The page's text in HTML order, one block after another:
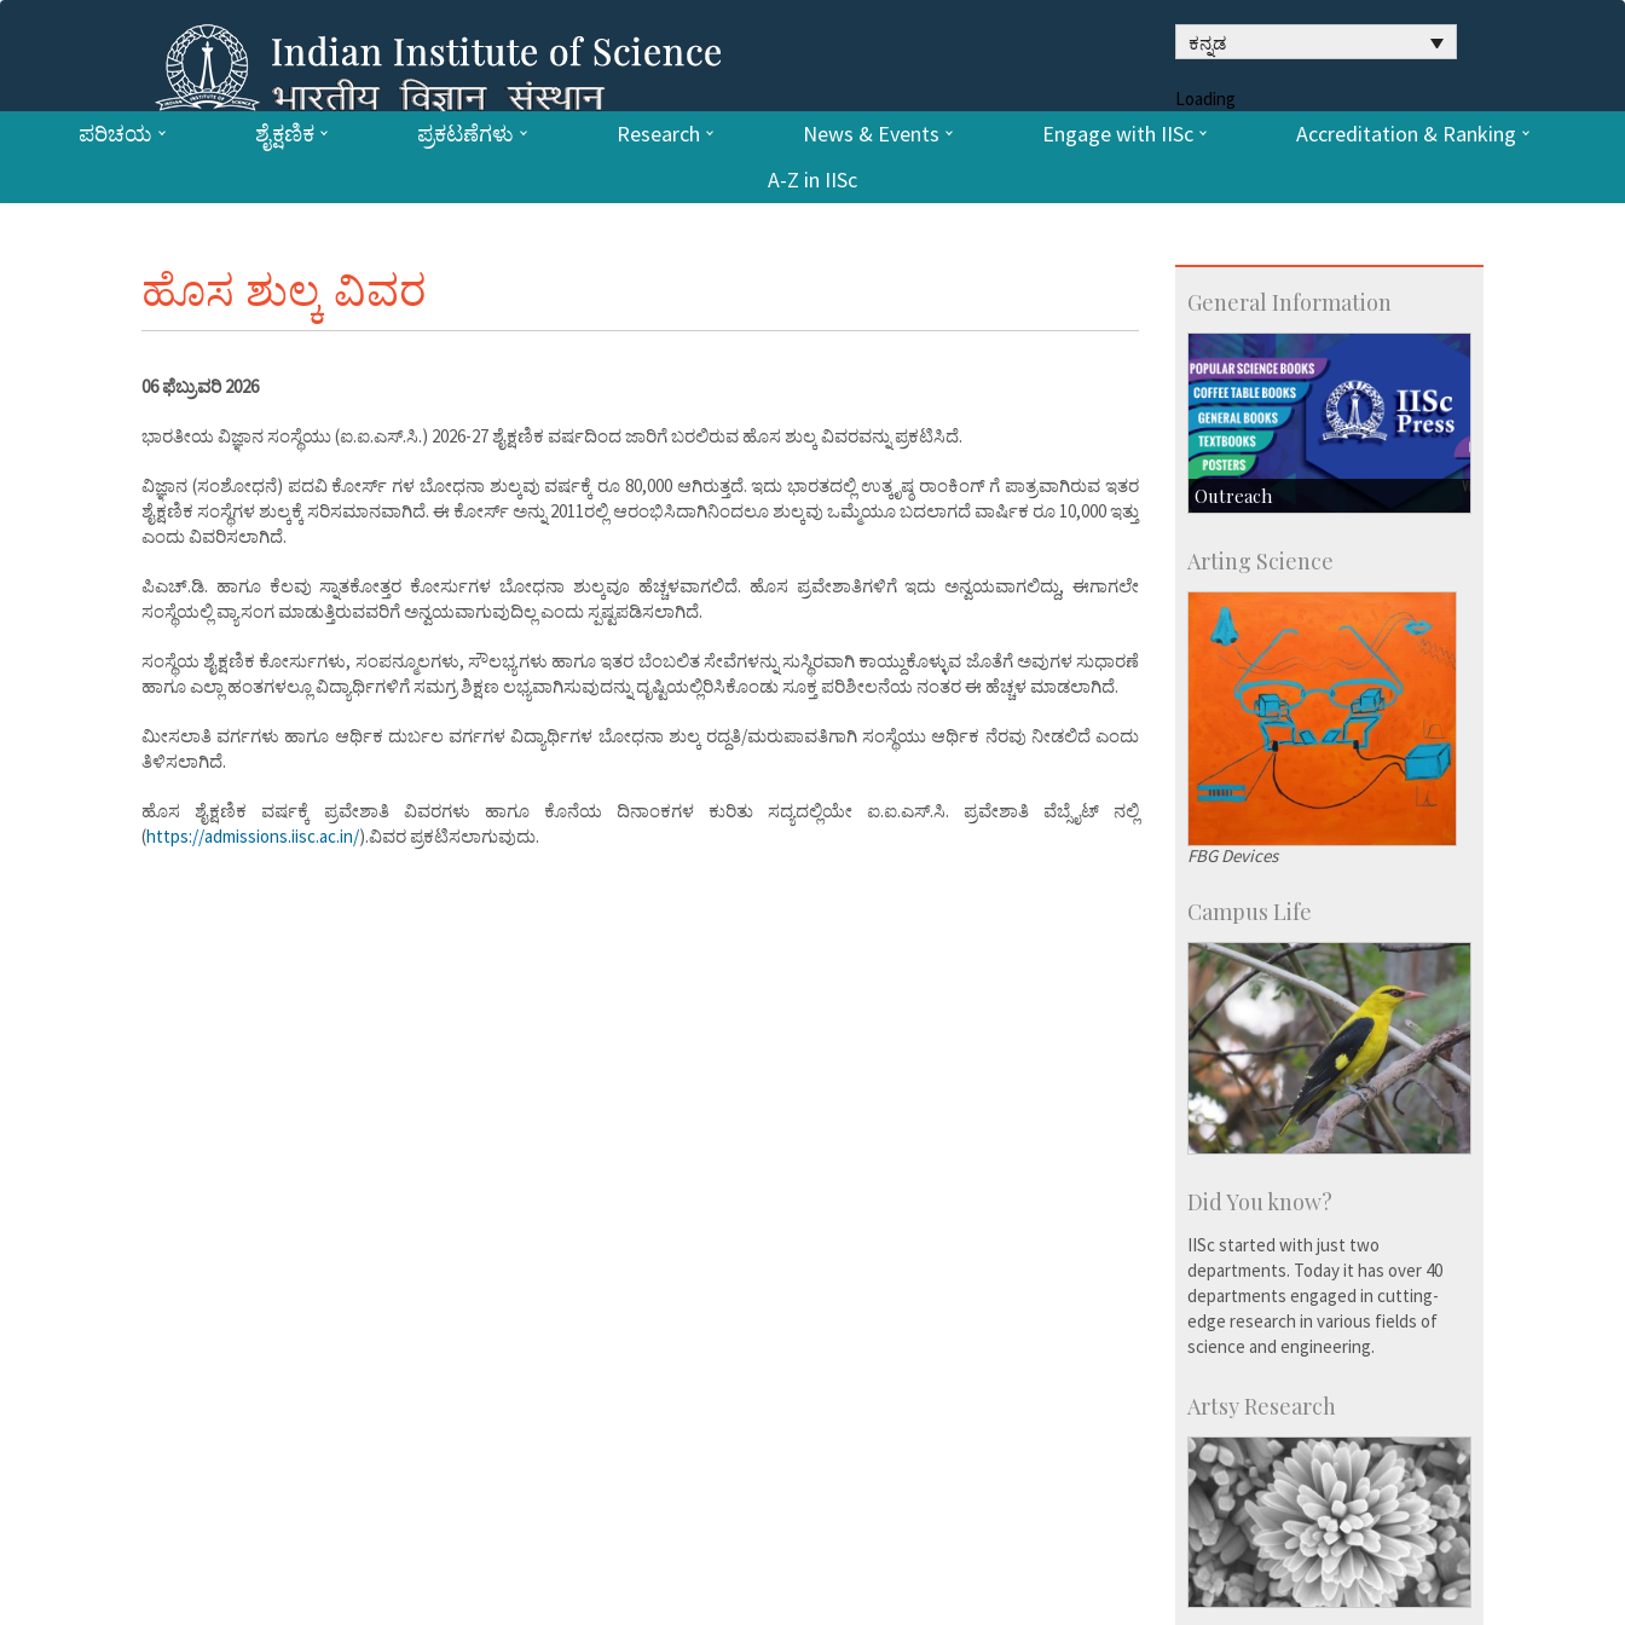
ಕನ್ನಡ
Loading
ಪರಿಚಯ ಶೈಕ್ಷಣಿಕ ಪ್ರಕಟಣೆಗಳು Research News & Events Engage with IISc
Accreditation & Ranking
A-Z in IISc
ಹೊಸ ಶುಲ್ಕ ವಿವರ
06 ಫೆಬ್ರುವರಿ 2026
ಭಾರತೀಯ ವಿಜ್ಞಾನ ಸಂಸ್ಥೆಯು (ಐ.ಐ.ಎಸ್.ಸಿ.) 2026-27 ಶೈಕ್ಷಣಿಕ ವರ್ಷದಿಂದ ಜಾರಿಗೆ ಬರಲಿರುವ ಹೊಸ ಶುಲ್ಕ ವಿವರವನ್ನು ಪ್ರಕಟಿಸಿದೆ.
ವಿಜ್ಞಾನ (ಸಂಶೋಧನೆ) ಪದವಿ ಕೋರ್ಸ್ ಗಳ ಬೋಧನಾ ಶುಲ್ಕವು ವರ್ಷಕ್ಕೆ ರೂ 80,000 ಆಗಿರುತ್ತದೆ. ಇದು ಭಾರತದಲ್ಲಿ ಉತ್ಕೃಷ್ಠ ರಾಂಕಿಂಗ್ ಗೆ ಪಾತ್ರವಾಗಿರುವ ಇತರ
ಶೈಕ್ಷಣಿಕ ಸಂಸ್ಥೆಗಳ ಶುಲ್ಕಕ್ಕೆ ಸರಿಸಮಾನವಾಗಿದೆ. ಈ ಕೋರ್ಸ್ ಅನ್ನು 2011ರಲ್ಲಿ ಆರಂಭಿಸಿದಾಗಿನಿಂದಲೂ ಶುಲ್ಕವು ಒಮ್ಮೆಯೂ ಬದಲಾಗದೆ ವಾರ್ಷಿಕ ರೂ 10,000 ಇತ್ತು
ಎಂದು ವಿವರಿಸಲಾಗಿದೆ.
ಪಿಎಚ್.ಡಿ. ಹಾಗೂ ಕೆಲವು ಸ್ನಾತಕೋತ್ತರ ಕೋರ್ಸುಗಳ ಬೋಧನಾ ಶುಲ್ಕವೂ ಹೆಚ್ಚಳವಾಗಲಿದೆ. ಹೊಸ ಪ್ರವೇಶಾತಿಗಳಿಗೆ ಇದು ಅನ್ವಯವಾಗಲಿದ್ದು, ಈಗಾಗಲೇ
ಸಂಸ್ಥೆಯಲ್ಲಿ ವ್ಯಾಸಂಗ ಮಾಡುತ್ತಿರುವವರಿಗೆ ಅನ್ವಯವಾಗುವುದಿಲ್ಲ ಎಂದು ಸ್ಪಷ್ಟಪಡಿಸಲಾಗಿದೆ.
ಸಂಸ್ಥೆಯ ಶೈಕ್ಷಣಿಕ ಕೋರ್ಸುಗಳು, ಸಂಪನ್ಮೂಲಗಳು, ಸೌಲಭ್ಯಗಳು ಹಾಗೂ ಇತರ ಬೆಂಬಲಿತ ಸೇವೆಗಳನ್ನು ಸುಸ್ಥಿರವಾಗಿ ಕಾಯ್ದುಕೊಳ್ಳುವ ಜೊತೆಗೆ ಅವುಗಳ ಸುಧಾರಣೆ
ಹಾಗೂ ಎಲ್ಲಾ ಹಂತಗಳಲ್ಲೂ ವಿದ್ಯಾರ್ಥಿಗಳಿಗೆ ಸಮಗ್ರ ಶಿಕ್ಷಣ ಲಭ್ಯವಾಗಿಸುವುದನ್ನು ದೃಷ್ಟಿಯಲ್ಲಿರಿಸಿಕೊಂಡು ಸೂಕ್ತ ಪರಿಶೀಲನೆಯ ನಂತರ ಈ ಹೆಚ್ಚಳ ಮಾಡಲಾಗಿದೆ.
ಮೀಸಲಾತಿ ವರ್ಗಗಳು ಹಾಗೂ ಆರ್ಥಿಕ ದುರ್ಬಲ ವರ್ಗಗಳ ವಿದ್ಯಾರ್ಥಿಗಳ ಬೋಧನಾ ಶುಲ್ಕ ರದ್ದತಿ/ಮರುಪಾವತಿಗಾಗಿ ಸಂಸ್ಥೆಯು ಆರ್ಥಿಕ ನೆರವು ನೀಡಲಿದೆ ಎಂದು
ತಿಳಿಸಲಾಗಿದೆ.
ಹೊಸ ಶೈಕ್ಷಣಿಕ ವರ್ಷಕ್ಕೆ ಪ್ರವೇಶಾತಿ ವಿವರಗಳು ಹಾಗೂ ಕೊನೆಯ ದಿನಾಂಕಗಳ ಕುರಿತು ಸದ್ಯದಲ್ಲಿಯೇ ಐ.ಐ.ಎಸ್.ಸಿ. ಪ್ರವೇಶಾತಿ ವೆಬ್ಸೈಟ್ ನಲ್ಲಿ
(https://admissions.iisc.ac.in/).ವಿವರ ಪ್ರಕಟಿಸಲಾಗುವುದು.
General Information
Outreach
Centre for Continuing Education
KVPY
Social Events
Arting Science
FBG Devices
Campus Life
Did You know?
IISc started with just two
departments. Today it has over 40
departments engaged in cutting-
edge research in various fields of
science and engineering.
Artsy Research